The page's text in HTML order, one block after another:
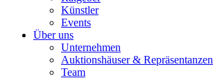
Künstler
Events
Über uns
Unternehmen
Auktionshäuser & Repräsentanzen
Team